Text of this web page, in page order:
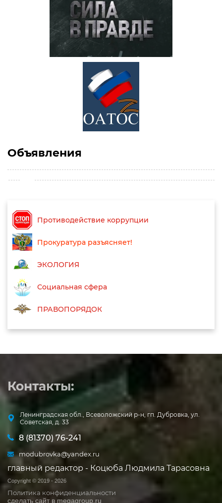
Объявления
Противодействие коррупции
Прокуратура разъясняет!
ЭКОЛОГИЯ
Социальная сфера
ПРАВОПОРЯДОК
сделать сайтв megagroup.ru
Контакты:
Ленинградская обл., Всеволожский р-н, гп. Дубровка, ул.
Советская, д. 33
8 (81370) 76-241
modubrovka@yandex.ru
главный редактор - Коцюба Людмила Тарасовна
Copyright © 2019 - 2026
Политика конфиденциальности